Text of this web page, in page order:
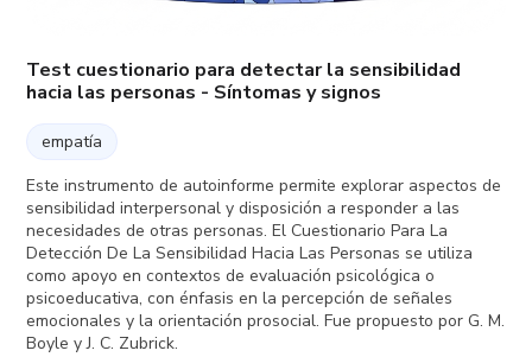
Test cuestionario para detectar la sensibilidad
hacia las personas - Síntomas y signos
empatía
Este instrumento de autoinforme permite explorar aspectos de
sensibilidad interpersonal y disposición a responder a las
necesidades de otras personas. El Cuestionario Para La
Detección De La Sensibilidad Hacia Las Personas se utiliza
como apoyo en contextos de evaluación psicológica o
psicoeducativa, con énfasis en la percepción de señales
emocionales y la orientación prosocial. Fue propuesto por G. M.
Boyle y J. C. Zubrick.